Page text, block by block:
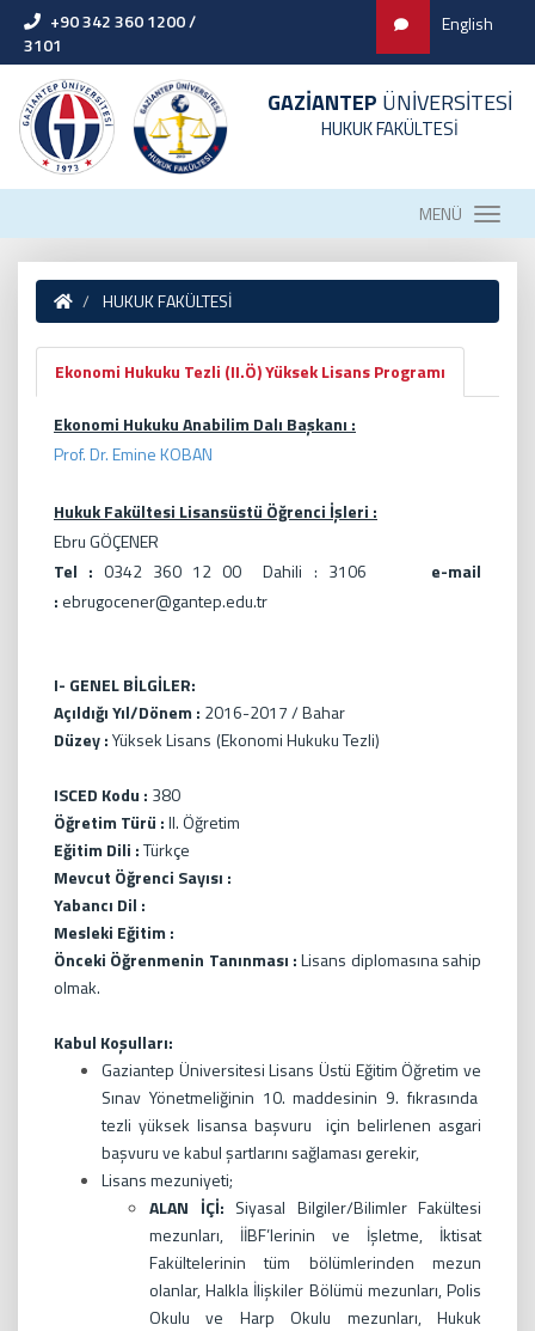
+90 342 360 1200 /
3101
English
GAZİANTEP ÜNİVERSİTESİ
HUKUK FAKÜLTESİ
MENÜ
HUKUK FAKÜLTESİ
Ekonomi Hukuku Tezli (II.Ö) Yüksek Lisans Programı
Ekonomi Hukuku Anabilim Dalı Başkanı :
Prof. Dr. Emine KOBAN
Hukuk Fakültesi Lisansüstü Öğrenci İşleri :
Ebru GÖÇENER
Tel :0342 360 12 00 Dahili : 3106
e-mail
: ebrugocener@gantep.edu.tr
I- GENEL BİLGİLER:
Açıldığı Yıl/Dönem : 2016-2017 / Bahar
Düzey :Yüksek Lisans (Ekonomi Hukuku Tezli)
ISCED Kodu : 380
Öğretim Türü :II. Öğretim
Eğitim Dili :Türkçe
Mevcut Öğrenci Sayısı :
Yabancı Dil :
Mesleki Eğitim :
Önceki Öğrenmenin Tanınması :Lisans diplomasına sahip
olmak.
Kabul Koşulları:
Gaziantep Üniversitesi Lisans Üstü Eğitim Öğretim ve
Sınav Yönetmeliğinin 10. maddesinin 9. fıkrasında
tezli yüksek lisansa başvuru için belirlenen asgari
başvuru ve kabul şartlarını sağlaması gerekir,
Lisans mezuniyeti;
ALAN İÇİ: Siyasal Bilgiler/Bilimler Fakültesi
mezunları, İİBF’lerinin ve İşletme, İktisat
Fakültelerinin tüm bölümlerinden mezun
olanlar, Halkla İlişkiler Bölümü mezunları, Polis
Okulu ve Harp Okulu mezunları, Hukuk